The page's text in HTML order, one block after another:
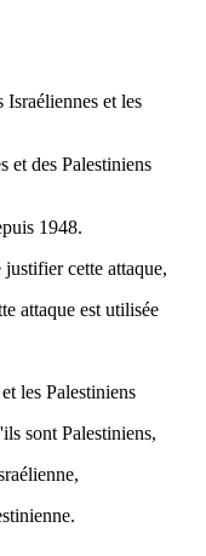
et les
et des Palestiniens
1948.
cette attaque,
attaque est utilisée
les Palestiniens
sont Palestiniens,